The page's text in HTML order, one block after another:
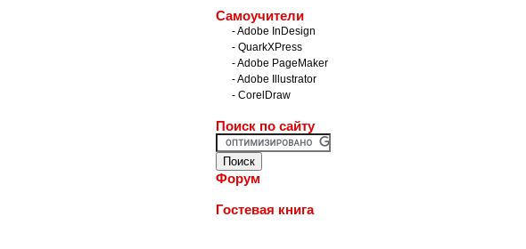
Самоучители
- Adobe InDesign
- QuarkXPress
- Adobe PageMaker
- Adobe Illustrator
- CorelDraw
Поиск по сайту
Форум
Гостевая книга